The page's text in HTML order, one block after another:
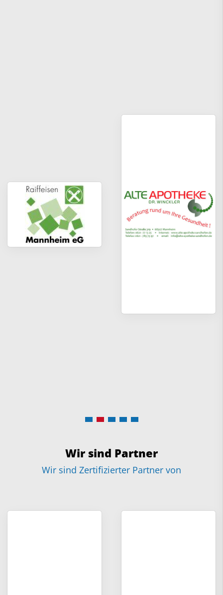
Wir sind Partner
Wir sind Zertifizierter Partner von